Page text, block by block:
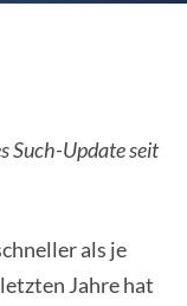
Such-Update seit
als je
Jahre hat